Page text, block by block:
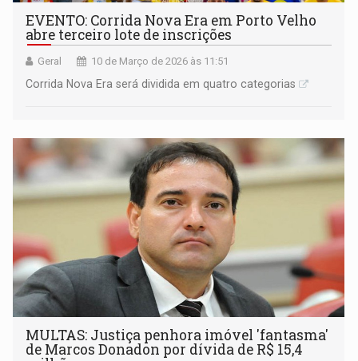
EVENTO: Corrida Nova Era em Porto Velho
abre terceiro lote de inscrições
Geral 10 de Março de 2026 às 11:51
Corrida Nova Era será dividida em quatro categorias
MULTAS: Justiça penhora imóvel 'fantasma'
de Marcos Donadon por dívida de R$ 15,4